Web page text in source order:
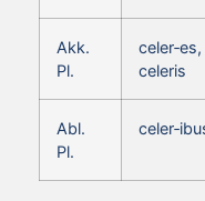
Akk.
Pl.
celer‑es,
celeris
Abl.
Pl.